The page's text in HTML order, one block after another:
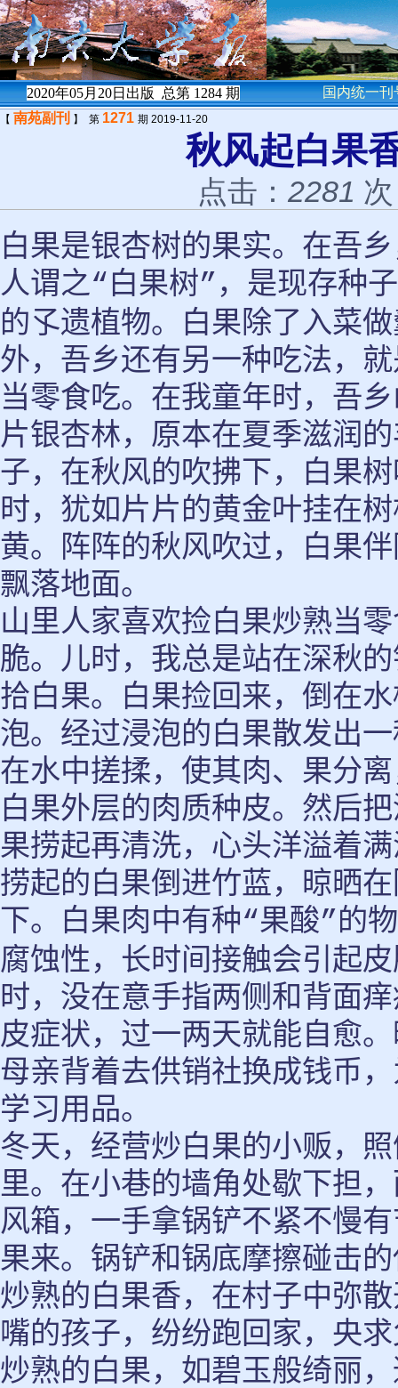
2020年05月20日出版 总第 1284 期 国内统一
【 南苑副刊 】 第 1271 期 2019-11-20
秋风起白果
点击： 2281 次
白果是银杏树的果实。在吾
人谓之“ 白果树” ，是现存种
的孓遗植物。白果除了入菜
外，吾乡还有另一种吃法，
当零食吃。在我童年时，吾
片银杏林，原本在夏季滋润
子，在秋风的吹拂下，白果
时，犹如片片的黄金叶挂在
黄。阵阵的秋风吹过，白果
飘落地面。
山里人家喜欢捡白果炒熟当
脆。儿时，我总是站在深秋
拾白果。白果捡回来，倒在
泡。经过浸泡的白果散发出
在水中搓揉，使其肉、果分
白果外层的肉质种皮。然后
果捞起再清洗，心头洋溢着
捞起的白果倒进竹蓝，晾晒
下。白果肉中有种“果酸”的
腐蚀性，长时间接触会引起
时，没在意手指两侧和背面
皮症状，过一两天就能自愈
母亲背着去供销社换成钱币
学习用品。
冬天，经营炒白果的小贩，
里。在小巷的墙角处歇下担
风箱，一手拿锅铲不紧不慢
果来。锅铲和锅底摩擦碰击
炒熟的白果香，在村子中弥
嘴的孩子，纷纷跑回家，央
炒熟的白果，如碧玉般绮丽